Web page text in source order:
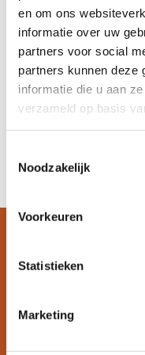
en om ons
informatie over uw
partners voor social
partners kunnen deze
informatie die u aan
verzameld op basis
Noodzakelijk
Voorkeuren
Statistieken
Marketing
Door werk kunnen
maatschappij en
onderzoek willen wij
verduurzamen.
Lees meer
We